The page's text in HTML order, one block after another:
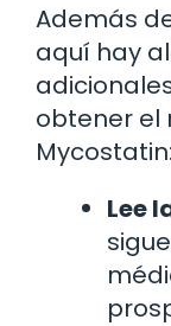
Además
aquí hay
obtener el
Mycostatin:
Lee